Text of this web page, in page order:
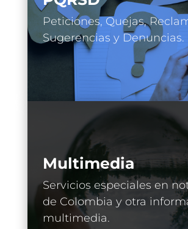
Peticiones, Quejas,
Sugerencias y Denuncias.
Multimedia
Servicios especiales en
de Colombia y otra
multimedia.